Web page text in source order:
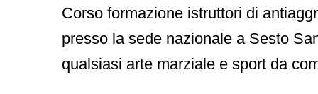
Corso formazione istruttori di
presso la sede nazionale a Sesto
qualsiasi arte marziale e sport da